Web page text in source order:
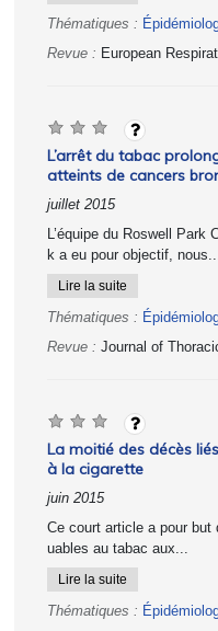
Thématiques :
Revue : European
L’arrêt du tabac
atteints de cancers
juillet 2015
L’équipe du Roswell Park
k a eu pour objectif,
Lire la suite
Thématiques :
Revue : Journal of
La moitié des décès
à la cigarette
juin 2015
Ce court article a pour but
uables au tabac aux...
Lire la suite
Thématiques :